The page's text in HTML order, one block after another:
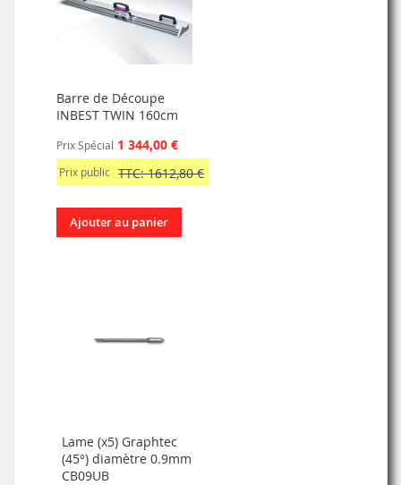
Barre de Découpe
INBEST TWIN 160cm
Prix Spécial 1 344,00 €
Prix public TTC: 1612,80 €
Ajouter au panier
Lame (x5) Graphtec
(45°) diamètre 0.9mm
CB09UB